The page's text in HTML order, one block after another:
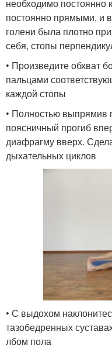
необходимо постоянно
постоянно прямыми, и
голени была плотно
себя, стопы
• Произведите обхват
пальцами
каждой стопы
• Полностью выпрямив
поясничный прогиб
диафрагму вверх.
дыхательных циклов
• С выдохом
тазобедренных
лбом пола